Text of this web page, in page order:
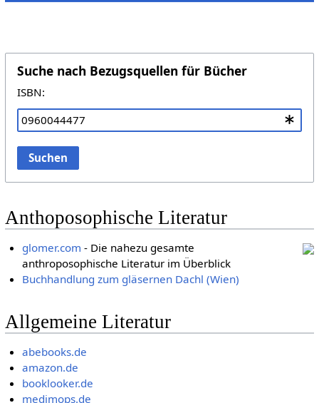
Suche nach Bezugsquellen für Bücher
ISBN:
Suchen
Anthoposophische Literatur
glomer.com - Die nahezu gesamte
anthroposophische Literatur im Überblick
Buchhandlung zum gläsernen Dachl (Wien)
Allgemeine Literatur
abebooks.de
amazon.de
booklooker.de
medimops.de